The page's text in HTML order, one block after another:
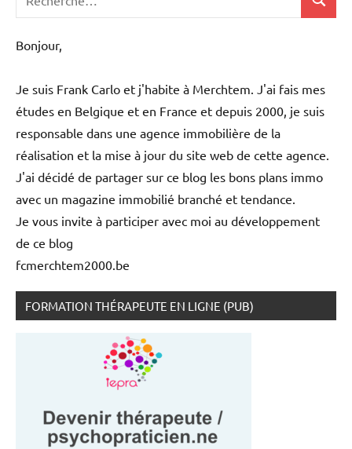
pour
Bonjour,
Je suis Frank Carlo et j'habite à Merchtem. J'ai fais mes
études en Belgique et en France et depuis 2000, je suis
responsable dans une agence immobilière de la
réalisation et la mise à jour du site web de cette agence.
J'ai décidé de partager sur ce blog les bons plans immo
avec un magazine immobilié branché et tendance.
Je vous invite à participer avec moi au développement
de ce blog
fcmerchtem2000.be
FORMATION THÉRAPEUTE EN LIGNE (PUB)